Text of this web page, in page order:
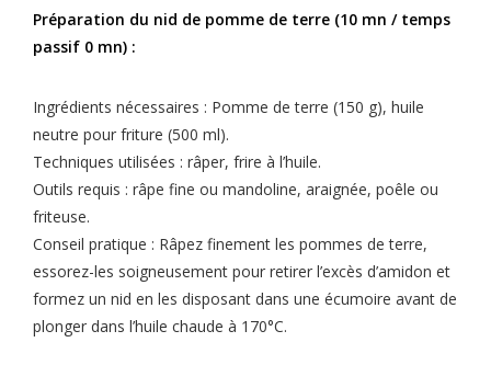
Préparation du nid de pomme de terre (10 mn / temps
passif 0 mn) :
Ingrédients nécessaires : Pomme de terre (150 g), huile
neutre pour friture (500 ml).
Techniques utilisées : râper, frire à l’huile.
Outils requis : râpe fine ou mandoline, araignée, poêle ou
friteuse.
Conseil pratique : Râpez finement les pommes de terre,
essorez-les soigneusement pour retirer l’excès d’amidon et
formez un nid en les disposant dans une écumoire avant de
plonger dans l’huile chaude à 170°C.